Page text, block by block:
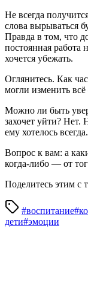
Не всегда
слова вырываться
Правда в том, что
постоянная работа
хочется убежать.
Оглянитесь. Как
могли изменить
Можно ли быть
захочет уйти? Нет.
ему хотелось всегда.
Вопрос к вам: а
когда-либо — от
Поделитесь этим с
#воспитание
дети#эмоции